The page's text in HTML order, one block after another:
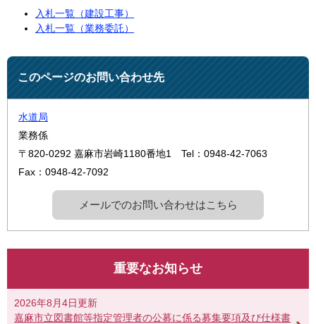
入札一覧（建設工事）
入札一覧（業務委託）
このページのお問い合わせ先
水道局
業務係
〒820-0292 嘉麻市岩崎1180番地1
Tel：0948-42-7063
Fax：0948-42-7092
メールでのお問い合わせはこちら
重要なお知らせ
2026年8月4日更新
嘉麻市立図書館等指定管理者の公募に係る募集要項及び仕様書